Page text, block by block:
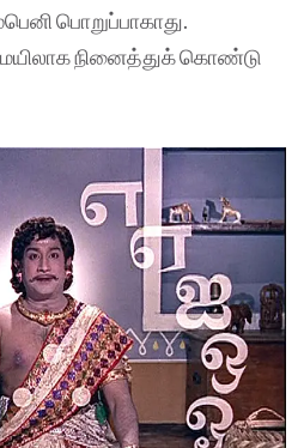
பொறுப்பாகாது.
நினைத்துக் கொண்டு